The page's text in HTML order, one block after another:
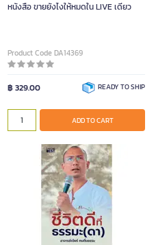
หนังสือ ขายยังไงให้หมดใน LIVE เดียว
Product Code DA14369
฿ 329.00 READY TO SHIP
ADD TO CART